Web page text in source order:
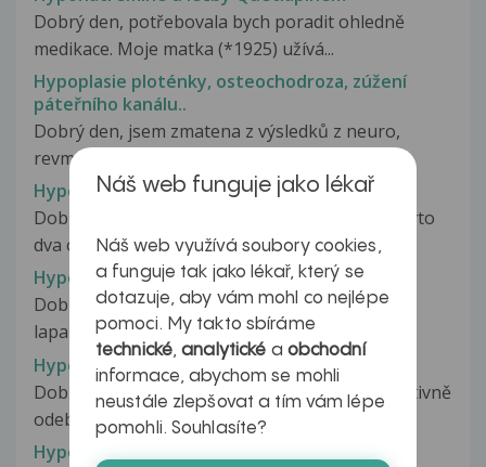
Dobrý den, potřebovala bych poradit ohledně
medikace. Moje matka (*1925) užívá...
Hypoplasie ploténky, osteochodroza, zúžení
páteřního kanálu..
Dobrý den, jsem zmatena z výsledků z neuro,
revma a RTG. Je mi 33 tuším....
Hypoplastická ACP l.dx.
Dobrý den Chtěl bych se zeptat co znamenají tyto
dva odborné termíny. 1....
Hypoplastická tuba
Dobrý den, chtěla bych se zeptat 9.2. mi byl
laparoskopicky odstraněn pravý...
Hypoplazie varlat
Dobrý den, příteli bylo brzy po narození operativně
odebráno jedno varle z důvodu...
Hypoplazie varlat
Náš web funguje jako lékař
Náš web využívá soubory cookies,
a funguje tak jako lékař, který se
dotazuje, aby vám mohl co nejlépe
pomoci. My takto sbíráme
technické,analytické a obchodní
informace, abychom se mohli
neustále zlepšovat a tím vám lépe
pomohli. Souhlasíte?